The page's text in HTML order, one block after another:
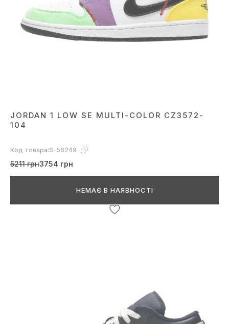
JORDAN 1 LOW SE MULTI-COLOR CZ3572-
104
Код товара:S-56249
5211 грн3754 грн
НЕМАЄ В НАЯВНОСТІ